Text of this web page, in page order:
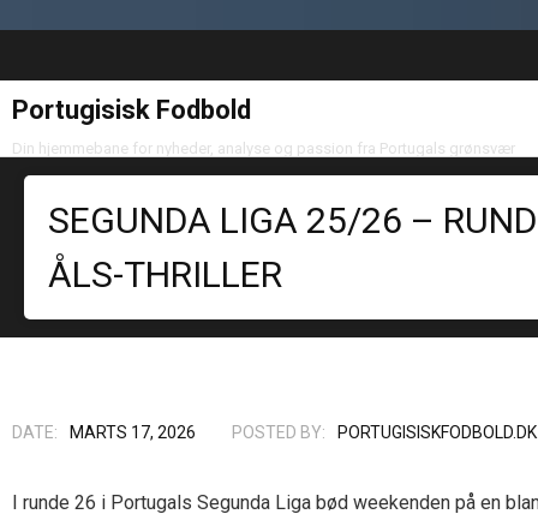
Portugisisk Fodbold
Din hjemmebane for nyheder, analyse og passion fra Portugals grønsvær
SEGUNDA LIGA 25/26 –
ÅLS-THRILLER
DATE: MARTS 17, 2026 POSTED BY: PORTUGISISKFODBOLD.DK
I runde 26 i Portugals Segunda Liga bød weekenden på en